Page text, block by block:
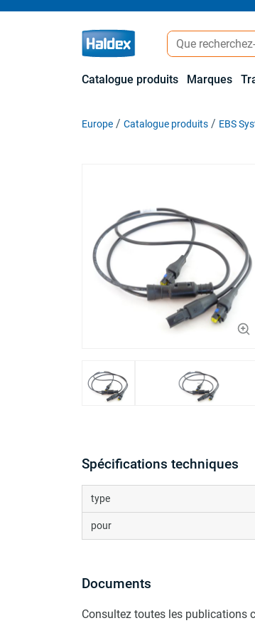
Catalogue produits Marques
Europe Catalogue produits EBS
Spécifications techniques
type
pour
Documents
Consultez toutes les publications